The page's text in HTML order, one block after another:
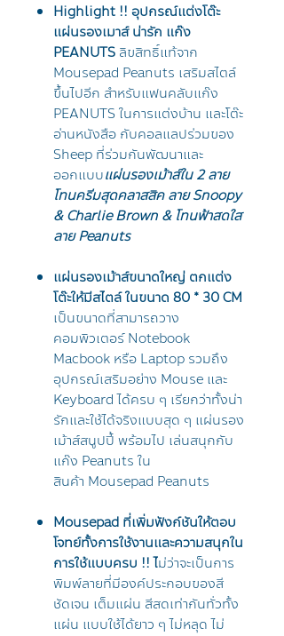
Highlight !! อุปกรณ์แต่งโต๊ะ
แผ่นรองเมาส์ น่ารัก แก๊ง
PEANUTS ลิขสิทธิ์แท้จาก
Mousepad Peanuts เสริมสไตล์
ขึ้นไปอีก สำหรับแฟนคลับแก๊ง
PEANUTS ในการแต่งบ้าน และโต๊ะ
อ่านหนังสือ กับคอลแลปร่วมของ
Sheep ที่ร่วมกันพัฒนาและ
ออกแบบแผ่นรองเม้าส์ใน 2 ลาย
โทนครีมสุดคลาสสิค ลาย Snoopy
& Charlie Brown & โทนฟ้าสดใส
ลาย Peanuts
แผ่นรองเม้าส์ขนาดใหญ่ ตกแต่ง
โต๊ะให้มีสไตล์ ในขนาด 80 * 30 CM
เป็นขนาดที่สามารถวาง
คอมพิวเตอร์ Notebook
Macbook หรือ Laptop รวมถึง
อุปกรณ์เสริมอย่าง Mouse และ
Keyboard ได้ครบ ๆ เรียกว่าทั้งน่า
รักและใช้ได้จริงแบบสุด ๆ แผ่นรอง
เม้าส์สนูปปี้ พร้อมไป เล่นสนุกกับ
แก๊ง Peanuts ใน
สินค้า Mousepad Peanuts
Mousepad ที่เพิ่มฟังก์ชันให้ตอบ
โจทย์ทั้งการใช้งานและความสนุกใน
การใช้แบบครบ !! ไม่ว่าจะเป็นการ
พิมพ์ลายที่มีองค์ประกอบของสี
ชัดเจน เต็มแผ่น สีสดเท่ากันทั่วทั้ง
แผ่น แบบใช้ได้ยาว ๆ ไม่หลุด ไม่